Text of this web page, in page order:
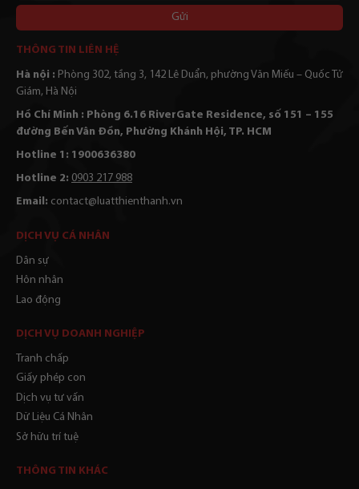
bạn
THÔNG TIN LIÊN HỆ
Hà nội : Phòng 302, tầng 3, 142 Lê Duẩn, phường Văn Miếu – Quốc Tử
Giám, Hà Nội
Hồ Chí Minh : Phòng 6.16 RiverGate Residence, số 151 – 155
đường Bến Vân Đồn, Phường Khánh Hội, TP. HCM
Hotline 1: 1900636380
Hotline 2: 0903 217 988
Email: contact@luatthienthanh.vn
DỊCH VỤ CÁ NHÂN
Dân sự
Hôn nhân
Lao động
DỊCH VỤ DOANH NGHIỆP
Tranh chấp
Giấy phép con
Dịch vụ tư vấn
Dữ Liệu Cá Nhân
Sở hữu trí tuệ
THÔNG TIN KHÁC